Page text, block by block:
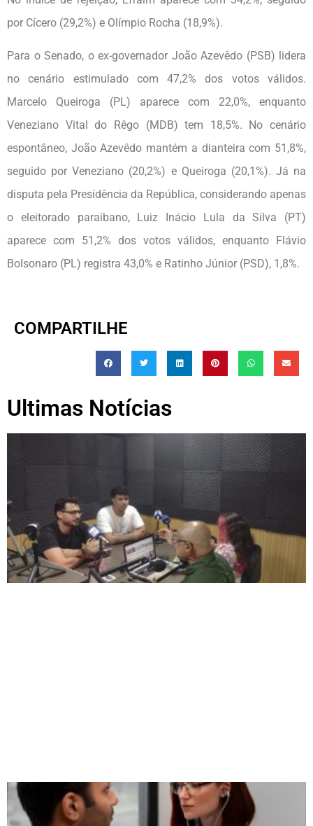
por Cícero (29,2%) e Olímpio Rocha (18,9%).
Para o Senado, o ex-governador João Azevêdo (PSB) lidera
no cenário estimulado com 47,2% dos votos válidos.
Marcelo Queiroga (PL) aparece com 22,0%, enquanto
Veneziano Vital do Rêgo (MDB) tem 18,5%. No cenário
espontâneo, João Azevêdo mantém a dianteira com 51,8%,
seguido por Veneziano (20,2%) e Queiroga (20,1%). Já na
disputa pela Presidência da República, considerando apenas
o eleitorado paraibano, Luiz Inácio Lula da Silva (PT)
aparece com 51,2% dos votos válidos, enquanto Flávio
Bolsonaro (PL) registra 43,0% e Ratinho Júnior (PSD), 1,8%.
COMPARTILHE
Ultimas Notícias